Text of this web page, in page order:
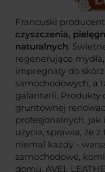
Francuski
czyszczenia,
naturalnych.
regenerujące
impregnaty do
samochodowych, a
galanterii. Produkty
gruntownej
profesjonalnych, jak
użycia, sprawia, że
niemal każdy -
samochodowe,
domu. AVEL